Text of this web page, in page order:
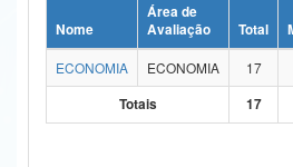
Ministério da Ciência, Tecnologia, Inovações e
Ministério do Meio Ambiente
Nome
Área de
Avaliação
Total
ECONOMIA
ECONOMIA 17
Totais
17